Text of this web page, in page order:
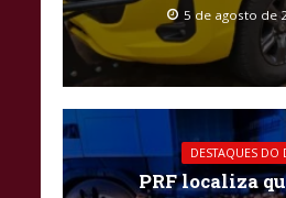
5 de agosto de
DESTAQUES DO
PRF localiza